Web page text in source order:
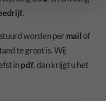
.
worden permailof
te groot is. Wij
inpdf, dan krijgt u het